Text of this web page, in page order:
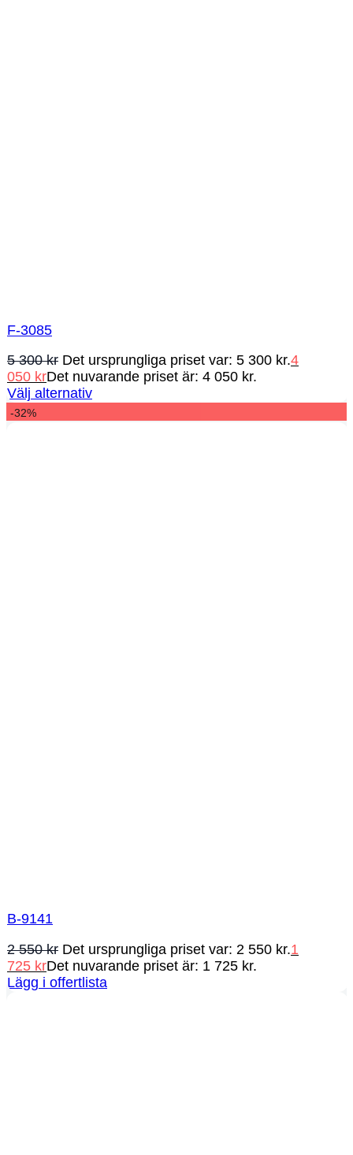
F-3085
5 300kr Det ursprungliga priset var: 5 300 kr.4
050 krDet nuvarande priset är: 4 050 kr.
Välj alternativ
-32%
B-9141
2 550kr Det ursprungliga priset var: 2 550 kr.1
725 krDet nuvarande priset är: 1 725 kr.
Lägg i offertlista